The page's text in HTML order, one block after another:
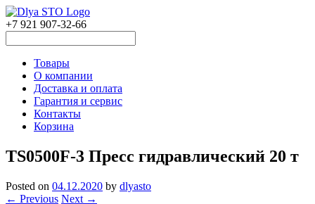
+7 921 907-32-66
Товары
О компании
Доставка и оплата
Гарантия и сервис
Контакты
Корзина
TS0500F-3 Пресс гидравлический 20 т
Posted on 04.12.2020 by dlyasto
← Previous Next →